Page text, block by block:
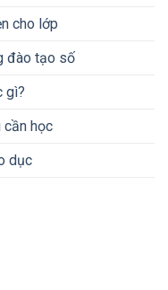
cho lớp
đào tạo số
gì?
cần học
dục